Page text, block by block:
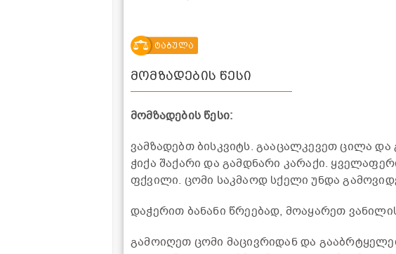
ტაბულა
მომზადების წესი
მომზადების წესი:
ვამზადებთ ბისკვიტს. გააცალკევეთ ცილა
ჭიქა შაქარი და გამდნარი კარაქი.
ფქვილი. ცომი საკმაოდ სქელი უნდა
დაჭერით ბანანი წრეებად, მოაყარეთ
გამოიღეთ ცომი მაცივრიდან და